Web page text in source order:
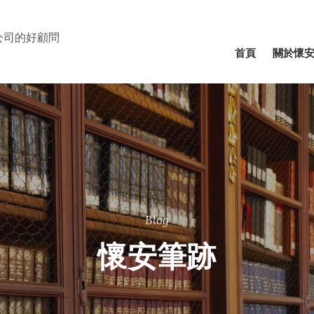
司的好顧問
⾸⾴ 關於懷安
Blog
懷安筆跡